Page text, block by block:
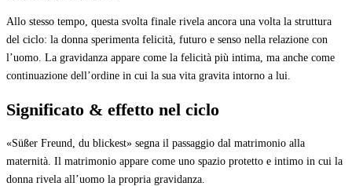
Allo stesso tempo, questa svolta finale rivela ancora una volta la struttura
del ciclo: la donna sperimenta felicità, futuro e senso nella relazione con
l’uomo. La gravidanza appare come la felicità più intima, ma anche come
continuazione dell’ordine in cui la sua vita gravita intorno a lui.
Significato & effetto nel ciclo
«Süßer Freund, du blickest» segna il passaggio dal matrimonio alla
maternità. Il matrimonio appare come uno spazio protetto e intimo in cui la
donna rivela all’uomo la propria gravidanza.